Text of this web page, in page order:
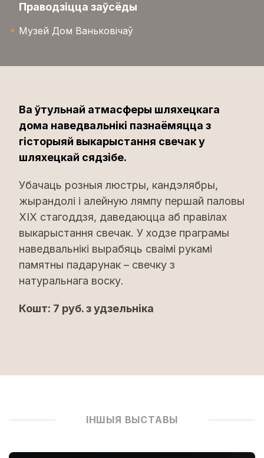
Праводзіцца заўсёды
Музей Дом Ваньковічаў
Ва ўтульнай атмасферы шляхецкага
дома наведвальнікі пазнаёмяцца з
гісторыяй выкарыстання свечак у
шляхецкай сядзібе.
Убачаць розныя люстры, кандэлябры,
жырандолі і алейную лямпу першай паловы
XIX стагоддзя, даведаюцца аб правілах
выкарыстання свечак. У ходзе праграмы
наведвальнікі вырабяць сваімі рукамі
памятны падарунак – свечку з
натуральнага воску.
Кошт: 7 руб. з удзельніка
ІНШЫЯ ВЫСТАВЫ